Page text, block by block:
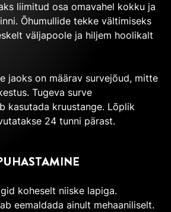
liimitud osa omavahel kokku ja
Õhumullide tekke vältimiseks
väljapoole ja hiljem hoolikalt
jaoks on määrav survejõud, mitte
Tugeva surve
kasutada kruustange. Lõplik
24 tunni pärast.
koheselt niiske lapiga.
eemaldada ainult mehaaniliselt.